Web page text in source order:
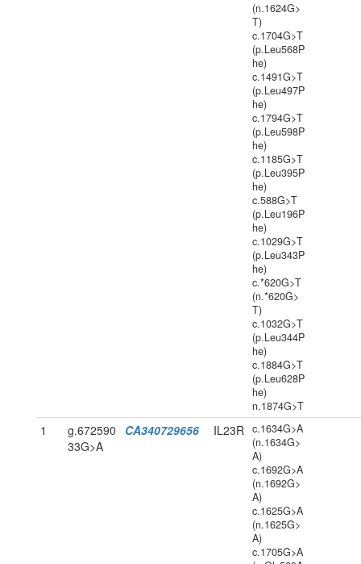
(n.1624G>
T)
c.1704G>T
(p.Leu568P
he)
c.1491G>T
(p.Leu497P
he)
c.1794G>T
(p.Leu598P
he)
c.1185G>T
(p.Leu395P
he)
c.588G>T
(p.Leu196P
he)
c.1029G>T
(p.Leu343P
he)
c.*620G>T
(n.*620G>
T)
c.1032G>T
(p.Leu344P
he)
c.1884G>T
(p.Leu628P
he)
n.1874G>T
1
g.672590
33G>A
CA340729656 IL23R c.1634G>A
(n.1634G>
A)
c.1692G>A
(n.1692G>
A)
c.1625G>A
(n.1625G>
A)
c.1705G>A